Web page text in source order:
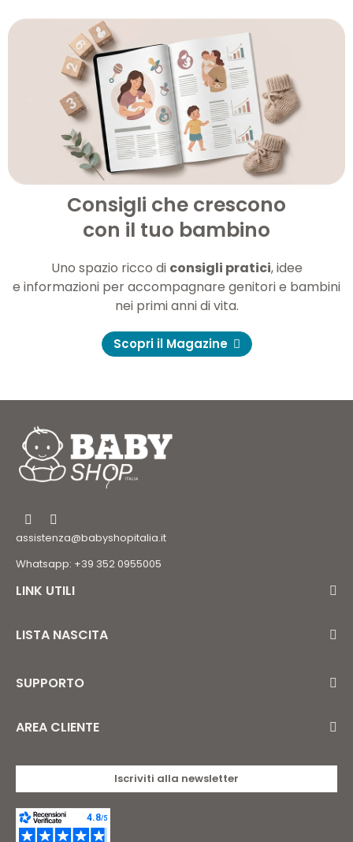
Consigli che crescono
con il tuo bambino
Uno spazio ricco di consigli pratici, idee
e informazioni per accompagnare genitori e bambini
nei primi anni di vita.
Scopri il Magazine
assistenza@babyshopitalia.it
Whatsapp: +39 352 0955005
LINK UTILI
LISTA NASCITA
SUPPORTO
AREA CLIENTE
Iscriviti alla newsletter